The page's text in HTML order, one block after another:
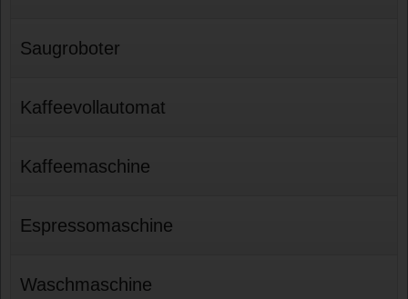
Saugroboter
Kaffeevollautomat
Kaffeemaschine
Espressomaschine
Waschmaschine